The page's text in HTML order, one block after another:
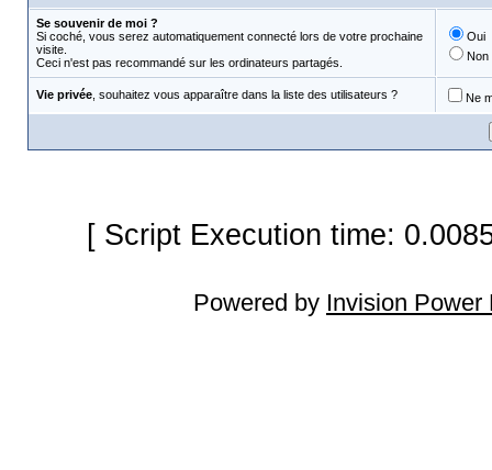
Se souvenir de moi ?
Si coché, vous serez automatiquement connecté lors de votre prochaine
visite.
Ceci n'est pas recommandé sur les ordinateurs partagés.
Oui
Non
Vie privée, souhaitez vous apparaître dans la liste des utilisateurs ? Ne
[ Script Execution time:
Powered by Invision Power